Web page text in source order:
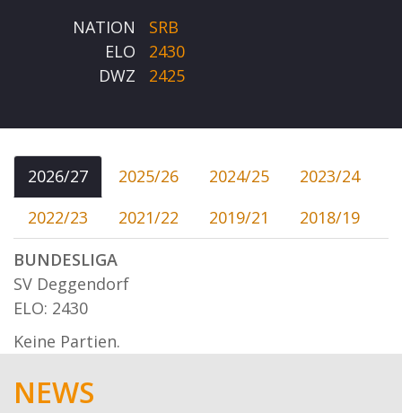
NATION
SRB
ELO
2430
DWZ
2425
2026/27 2025/26 2024/25
2023/24
2022/23
2021/22 2019/21
2018/19
BUNDESLIGA
SV Deggendorf
ELO: 2430
Keine Partien.
NEWS